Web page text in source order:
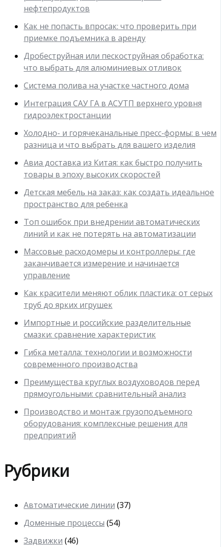
нефтепродуктов
Как не попасть впросак: что проверить при
приемке подъемника в аренду
Дробеструйная или пескоструйная обработка:
что выбрать для алюминиевых отливок
Система полива на участке частного дома
Интеграция САУ ГА в АСУТП верхнего уровня
гидроэлектростанции
Холодно- и горячеканальные пресс-формы: в чем
разница и что выбрать для вашего изделия
Авиа доставка из Китая: как быстро получить
товары в эпоху высоких скоростей
Детская мебель на заказ: как создать идеальное
пространство для ребенка
Топ ошибок при внедрении автоматических
линий и как не потерять на автоматизации
Массовые расходомеры и контроллеры: где
заканчивается измерение и начинается
управление
Как красители меняют облик пластика: от серых
труб до ярких игрушек
Импортные и российские разделительные
смазки: сравнение характеристик
Гибка металла: технологии и возможности
современного производства
Преимущества круглых воздуховодов перед
прямоугольными: сравнительный анализ
Производство и монтаж грузоподъемного
оборудования: комплексные решения для
предприятий
Рубрики
Автоматические линии (37)
Доменные процессы (54)
Задвижки (46)